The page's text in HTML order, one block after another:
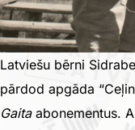
Latviešu bērni
pārdod apgāda
Gaitaabonementus.